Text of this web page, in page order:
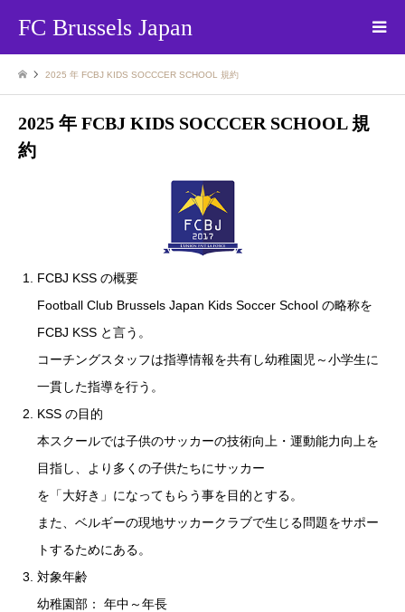
FC Brussels Japan
2025 年 FCBJ KIDS SOCCCER SCHOOL 規約
2025 年 FCBJ KIDS SOCCCER SCHOOL 規
約
FCBJ KSS の概要
Football Club Brussels Japan Kids Soccer School の略称を
FCBJ KSS と言う。
コーチングスタッフは指導情報を共有し幼稚園児～小学生に
一貫した指導を行う。
KSS の目的
本スクールでは子供のサッカーの技術向上・運動能力向上を
目指し、より多くの子供たちにサッカー
を「大好き」になってもらう事を目的とする。
また、ベルギーの現地サッカークラブで生じる問題をサポー
トするためにある。
対象年齢
幼稚園部： 年中～年長